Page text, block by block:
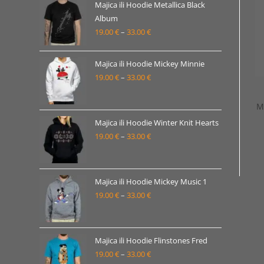
19.00 €
33.00 €
Majica ili Hoodie Metallica Black
Album
19.00€– 33.00€Raspon
od
19.00 €
Majica ili Hoodie Mickey Minnie
19.00€– 33.00€Raspon
od
19.00 €
do
Majica ili Hoodie Winter Knit Hearts
19.00€– 33.00€Raspon
od
19.00 €
do
Majica ili Hoodie Mickey Music 1
19.00€– 33.00€Raspon
od
19.00 €
do
Majica ili Hoodie Flinstones Fred
19.00€– 33.00€Raspon